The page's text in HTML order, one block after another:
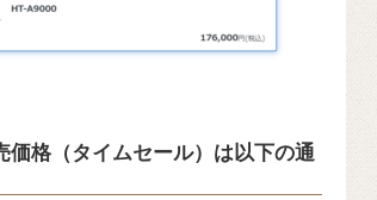
価格（タイムセール）は以下の通